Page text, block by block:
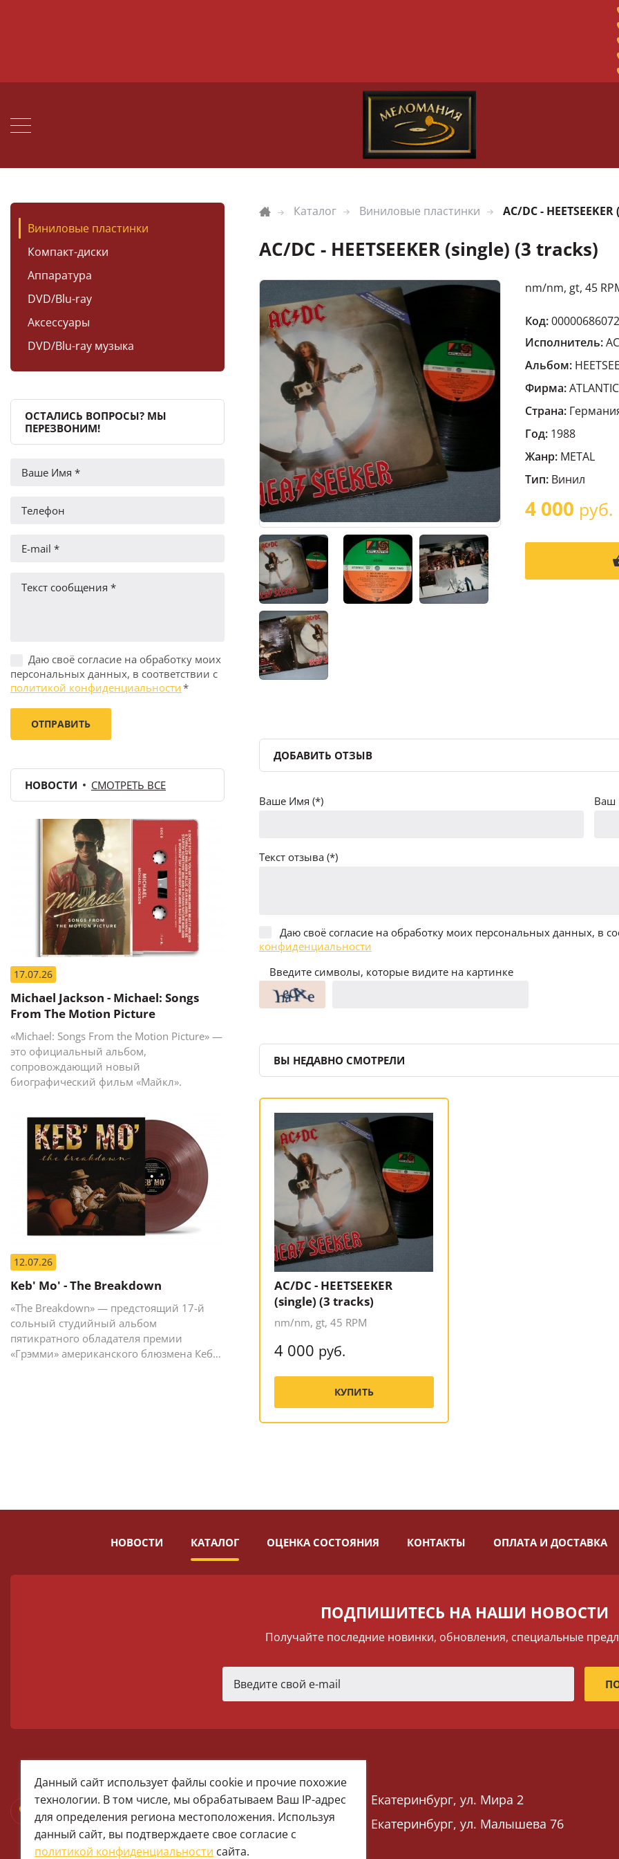
Виниловые пластинки
Компакт-диски
Аппаратура
DVD/Blu-ray
Аксессуары
DVD/Blu-ray музыка
ОСТАЛИСЬ ВОПРОСЫ? МЫ
ПЕРЕЗВОНИМ!
Даю своё согласие на обработку моих
персональных данных, в соответствии с
политикой конфиденциальности*
НОВОСТИ СМОТРЕТЬ ВСЕ
17.07.26
Michael Jackson - Michael: Songs
From The Motion Picture
«Michael: Songs From the Motion Picture» —
это официальный альбом,
сопровождающий новый
биографический фильм «Майкл».
12.07.26
Keb' Mo' - The Breakdown
«The Breakdown» — предстоящий 17-й
сольный студийный альбом
пятикратного обладателя премии
«Грэмми» американского блюзмена Кеба
Каталог Виниловые пластинки AC/DC -
AC/DC - HEETSEEKER (single) (3 tracks)
nm/nm, gt, 45
Код:00000686072
Исполнитель:
Альбом:
Фирма:ATLANTIC
Страна:
Год: 1988
Жанр: METAL
Тип: Винил
4 000 руб.
ДОБАВИТЬ ОТЗЫВ
Ваше Имя (*) Ваш
Текст отзыва (*)
Даю своё согласие на обработку моих персональных данных, в
конфиденциальности
Введите символы, которые видите на картинке
ВЫ НЕДАВНО СМОТРЕЛИ
AC/DC - HEETSEEKER
(single) (3 tracks)
nm/nm, gt, 45 RPM
4 000 руб.
КУПИТЬ
НОВОСТИ КАТАЛОГ ОЦЕНКА СОСТОЯНИЯ КОНТАКТЫ ОПЛАТА И ДОСТАВКА
ПОДПИШИТЕСЬ НА НАШИ НОВОСТИ
Получайте последние новинки, обновления, специальные
+7 (922) 025-50-71 (MAX)
Тел:+7 (343) 374-15-67 (Мира 2)
Тел: +7 (343) 371-19-13 (Малышева 76)
+7 (922) 609-29-80 (MAX)
Екатеринбург, ул. Мира 2
Екатеринбург, ул. Малышева 76
Данный сайт использует файлы cookie и прочие похожие
технологии. В том числе, мы обрабатываем Ваш IP-адрес
для определения региона местоположения. Используя
данный сайт, вы подтверждаете свое согласие с
политикой конфиденциальности сайта.